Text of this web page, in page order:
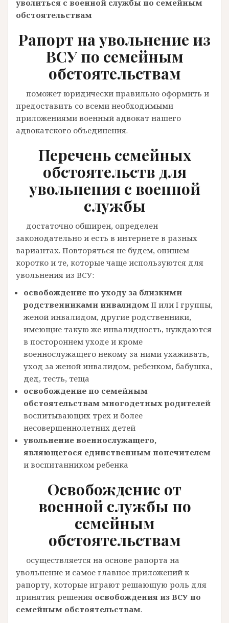
уволиться с военной службы по семейным
обстоятельствам
Рапорт на увольнение из
ВСУ по семейным
обстоятельствам
поможет юридически правильно оформить и
предоставить со всеми необходимыми
приложениями военный адвокат нашего
адвокатского объединения.
Перечень семейных
обстоятельств для
увольнения с военной
службы
достаточно обширен, определен
законодательно и есть в интернете в разных
вариантах. Повторяться не будем, опишем
коротко и те, которые чаще используются для
увольнения из ВСУ:
освобождение по уходу за близкими
родственниками инвалидом II или I группы,
женой инвалидом, другие родственники,
имеющие такую ​​же инвалидность, нуждаются
в постороннем уходе и кроме
военнослужащего некому за ними ухаживать,
уход за женой инвалидом, ребенком, бабушка,
дед, тесть, теща
освобождение по семейным
обстоятельствам многодетных родителей
воспитывающих трех и более
несовершеннолетних детей
увольнение военнослужащего,
являющегося единственным попечителем
и воспитанником ребенка
Освобождение от
военной службы по
семейным
обстоятельствам
осуществляется на основе рапорта на
увольнение и самое главное приложений к
рапорту, которые играют решающую роль для
принятия решения освобождения из ВСУ по
семейным обстоятельствам.